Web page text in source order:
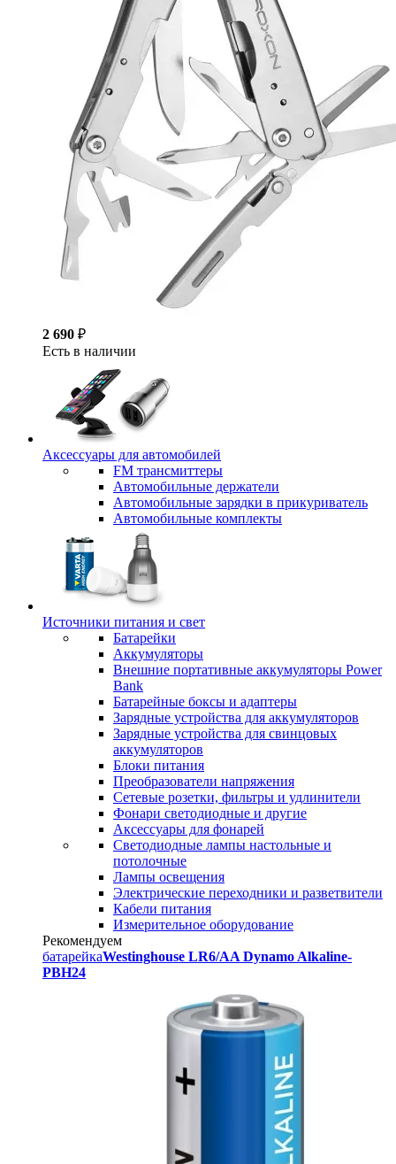
2 690 ₽
Есть в наличии
Аксессуары для автомобилей
FM трансмиттеры
Автомобильные держатели
Автомобильные зарядки в прикуриватель
Автомобильные комплекты
Источники питания и свет
Батарейки
Аккумуляторы
Внешние портативные аккумуляторы Power
Bank
Батарейные боксы и адаптеры
Зарядные устройства для аккумуляторов
Зарядные устройства для свинцовых
аккумуляторов
Блоки питания
Преобразователи напряжения
Сетевые розетки, фильтры и удлинители
Фонари светодиодные и другие
Аксессуары для фонарей
Светодиодные лампы настольные и
потолочные
Лампы освещения
Электрические переходники и разветвители
Кабели питания
Измерительное оборудование
Рекомендуем
батарейкаWestinghouse LR6/AA Dynamo Alkaline-
PBH24